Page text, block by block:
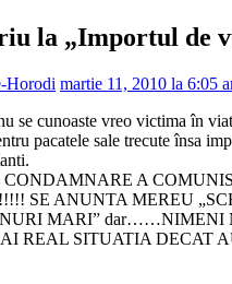
la „Importul de
Horodi martie 11, 2010 la 6:05
se cunoaste vreo victima în
pacatele sale trecute însa
CONDAMNARE A
SE ANUNTA MEREU
MARI” dar……NIMENI
REAL SITUATIA DECAT